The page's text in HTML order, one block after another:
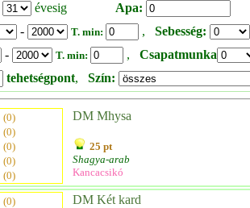
évesig
Apa:
- T. min: , Sebesség:
- T. min: , Csapatmunka
tehetségpont, Szín:
(0)
(0)
(0)
(0)
(0)
DM Mhysa
25 pt
Shagya-arab
Kancacsikó
(0)
DM Két kard